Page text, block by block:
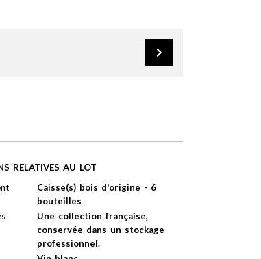
RELATIVES AU LOT
Caisse(s) bois d'origine - 6
bouteilles
Une collection française,
conservée dans un stockage
professionnel.